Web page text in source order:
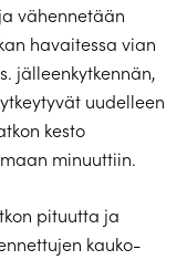
vähennetään
havaitessa vian
jälleenkytkennän,
uudelleen
kesto
minuuttiin.
pituutta ja
kauko-